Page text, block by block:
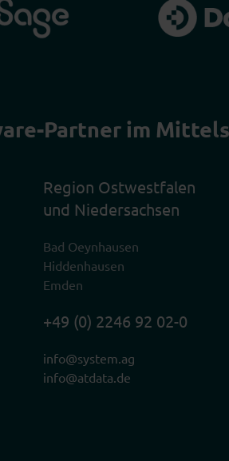
Partner im
Region Ostwestfalen
und Niedersachsen
Bad Oeynhausen
Hiddenhausen
Emden
+49 (0) 2246 92 02-0
info@system.ag
info@atdata.de